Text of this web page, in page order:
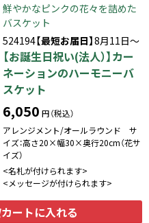
鮮やかなピンクの花々を詰めた
バスケット
524194【最短お届日】8月11日～
【お誕生日祝い(法人）】カー
ネーションのハーモニーバ
スケット
6,050 円（税込）
アレンジメント/オールラウンド サ
イズ：高さ20×幅30×奥行20cm（花サ
イズ）
<名札が付けられます>
<メッセージが付けられます>
カートに入れる